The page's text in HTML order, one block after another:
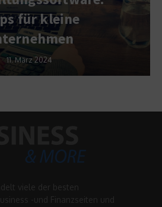
viele der besten
-und Finanzseiten und